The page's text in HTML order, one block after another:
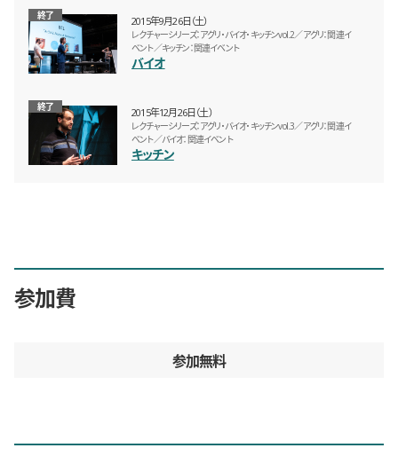
2015年9月26日（土）
終了
レクチャーシリーズ：アグリ・バイオ・キッチンvol.2／アグリ：関連イ
ベント／キッチン：関連イベント
バイオ
2015年12月26日（土）
終了
レクチャーシリーズ：アグリ・バイオ・キッチンvol.3／アグリ：関連イ
ベント／バイオ：関連イベント
キッチン
参加費
参加無料